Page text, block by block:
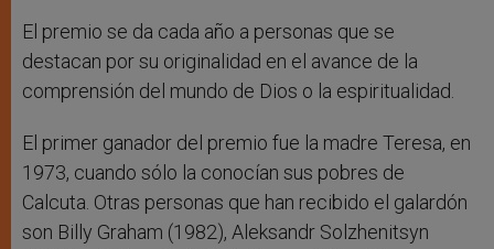
El premio se da cada año a personas que se
destacan por su originalidad en el avance de la
comprensión del mundo de Dios o la espiritualidad.
El primer ganador del premio fue la madre Teresa, en
1973, cuando sólo la conocían sus pobres de
Calcuta. Otras personas que han recibido el galardón
son Billy Graham (1982), Aleksandr Solzhenitsyn